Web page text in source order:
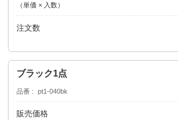
（単価 × 入数）
注文数
ブラック1点
品番 pt1-040bk
販売価格